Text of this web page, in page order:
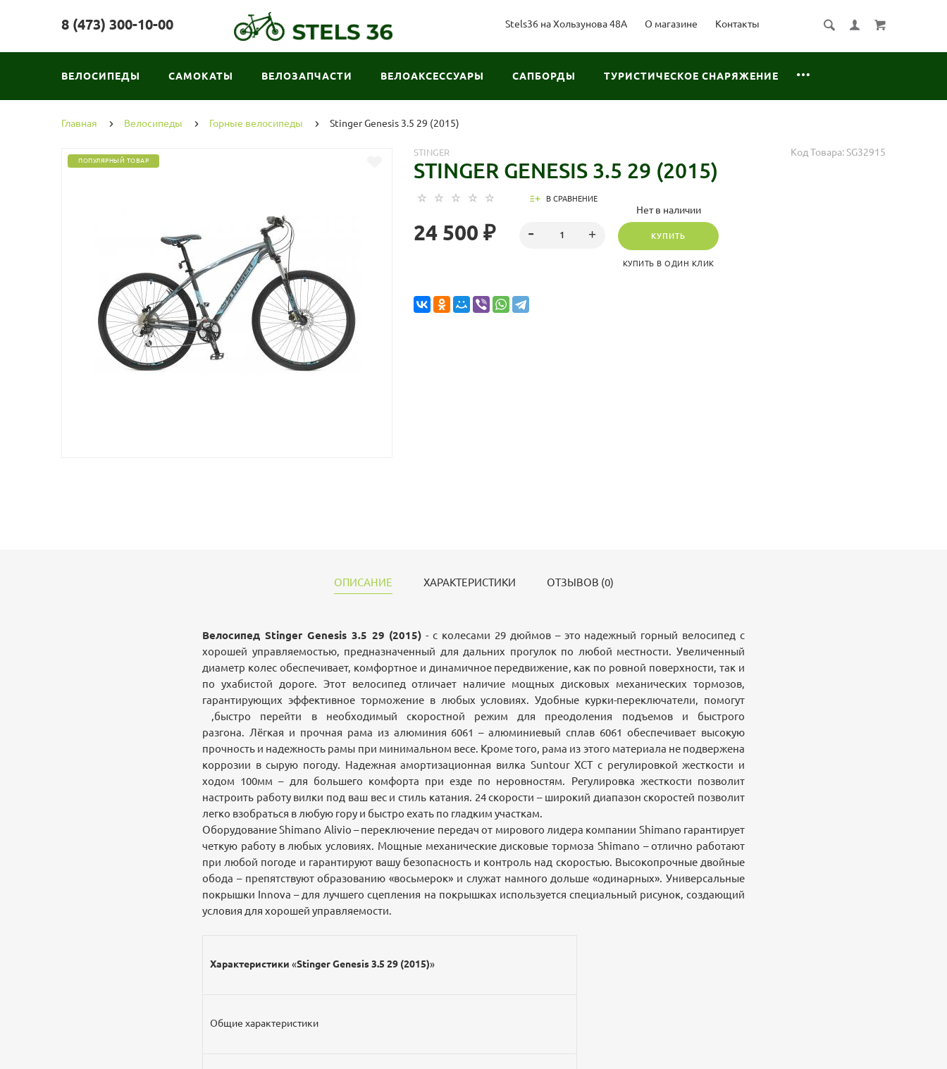
8 (473) 300-10-00 Stels36 на Хользунова 48А О магазине Контакты
ВЕЛОСИПЕДЫ САМОКАТЫ ВЕЛОЗАПЧАСТИ ВЕЛОАКСЕССУАРЫ САПБОРДЫ ТУРИСТИЧЕСКОЕ СНАРЯЖЕНИЕ
Главная Велосипеды Горные велосипеды Stinger Genesis 3.5 29 (2015)
ПОПУЛЯРНЫЙ ТОВАР
Код Товара: SG32915
STINGER
STINGER GENESIS 3.5 29 (2015)
В СРАВНЕНИЕ
24 500 ₽
Нет в наличии
КУПИТЬ
КУПИТЬ В ОДИН КЛИК
ОПИСАНИЕ ХАРАКТЕРИСТИКИ ОТЗЫВОВ (0)
Велосипед Stinger Genesis 3.5 29 (2015) - с колесами 29 дюймов – это надежный горный велосипед с
хорошей управляемостью, предназначенный для дальних прогулок по любой местности. Увеличенный
диаметр колес обеспечивает, комфортное и динамичное передвижение, как по ровной поверхности, так и
по ухабистой дороге. Этот велосипед отличает наличие мощных дисковых механических тормозов,
гарантирующих эффективное торможение в любых условиях. Удобные курки-переключатели, помогут
,быстро перейти в необходимый скоростной режим для преодоления подъемов и быстрого
разгона. Лёгкая и прочная рама из алюминия 6061 – алюминиевый сплав 6061 обеспечивает высокую
прочность и надежность рамы при минимальном весе. Кроме того, рама из этого материала не подвержена
коррозии в сырую погоду. Надежная амортизационная вилка Suntour XCT с регулировкой жесткости и
ходом 100мм – для большего комфорта при езде по неровностям. Регулировка жесткости позволит
настроить работу вилки под ваш вес и стиль катания. 24 скорости – широкий диапазон скоростей позволит
легко взобраться в любую гору и быстро ехать по гладким участкам.
Оборудование Shimano Alivio – переключение передач от мирового лидера компании Shimano гарантирует
четкую работу в любых условиях. Мощные механические дисковые тормоза Shimano – отлично работают
при любой погоде и гарантируют вашу безопасность и контроль над скоростью. Высокопрочные двойные
обода – препятствуют образованию «восьмерок» и служат намного дольше «одинарных». Универсальные
покрышки Innova – для лучшего сцепления на покрышках используется специальный рисунок, создающий
условия для хорошей управляемости.
Характеристики «Stinger Genesis 3.5 29 (2015)»
Общие характеристики